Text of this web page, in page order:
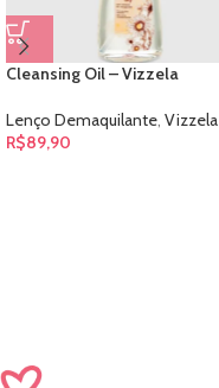
Cleansing Oil – Vizzela
Lenço Demaquilante, Vizzela
R$89,90